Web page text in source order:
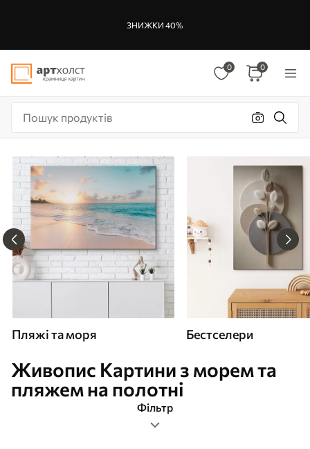
ЗНИЖКИ 40%
0 0
Пляжі та моря Бестселери
Живопис Картини з морем та
пляжем на полотні
Фільтр